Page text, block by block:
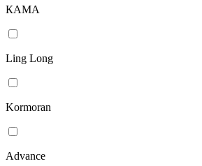
КАМА
Ling Long
Kormoran
Advance